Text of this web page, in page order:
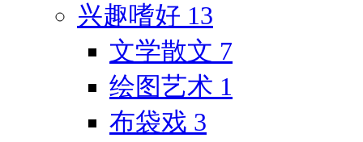
兴趣嗜好 13
文学散文 7
绘图艺术 1
布袋戏 3